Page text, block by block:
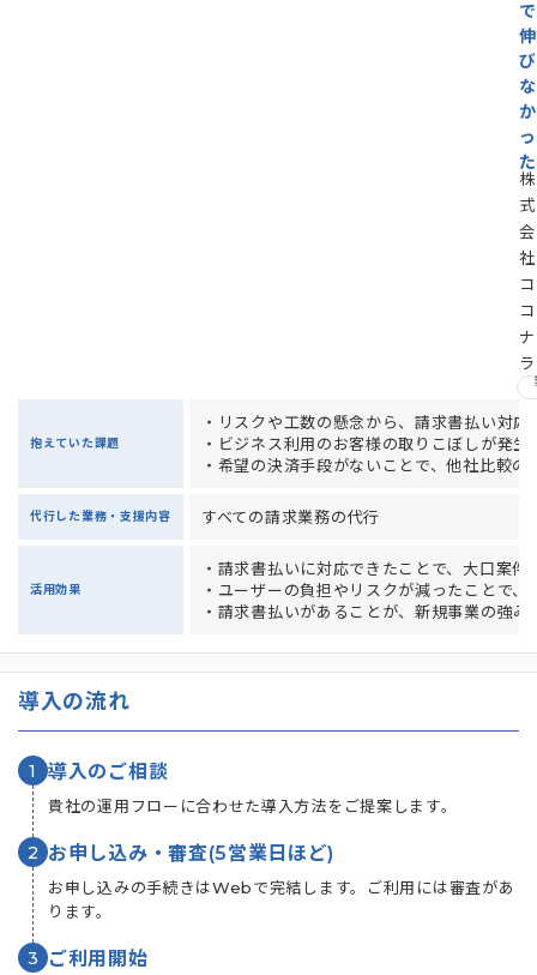
で
伸
び
な
か
っ
た
株
式
会
社
コ
コ
ナ
ラ
抱えていた課題
・リスクや工数の懸念から、請求書払い対応
・ビジネス利用のお客様の取りこぼしが発生
・希望の決済手段がないことで、他社比較の
代行した業務・支援内容 すべての請求業務の代行
活用効果
・請求書払いに対応できたことで、大口案件
・ユーザーの負担やリスクが減ったことで、
・請求書払いがあることが、新規事業の強み
導入の流れ
1 導入のご相談
貴社の運用フローに合わせた導入方法をご提案します。
2 お申し込み・審査(5営業日ほど)
お申し込みの手続きはWebで完結します。ご利用には審査があ
ります。
3 ご利用開始